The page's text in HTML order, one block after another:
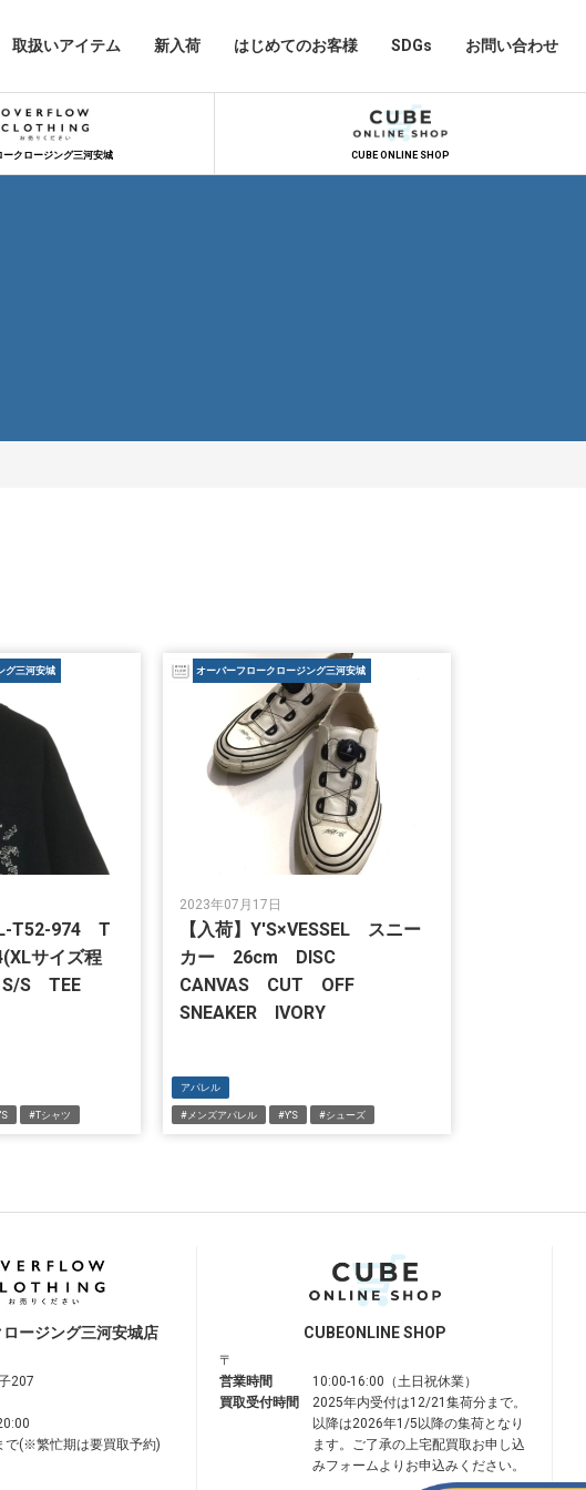
取扱いアイテム 新入荷 はじめてのお客様 SDGs お問い合わせ
ークロージング三河安城 CUBE ONLINE SHOP
グ三河安城
T52-974 T
サイズ程
S TEE
#Tシャツ
オーバーフロークロージング三河安城
2023年07月17日
【入荷】Y'S×VESSEL スニー
カー 26cm DISC
CANVAS CUT OFF
SNEAKER IVORY
アパレル
#メンズアパレル #Y'S #シューズ
ージング三河安城店
207
で(※繁忙期は要買取予約)
CUBEONLINE SHOP
〒
営業時間
10:00-16:00（土日祝休業）
買取受付時間
2025年内受付は12/21集荷分まで。
以降は2026年1/5以降の集荷となり
ます。ご了承の上宅配買取お申し込
みフォームよりお申込みください。